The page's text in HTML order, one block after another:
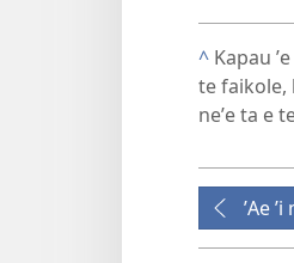
^ Kapau
te faikole,
neʼe ta e
ʼAe